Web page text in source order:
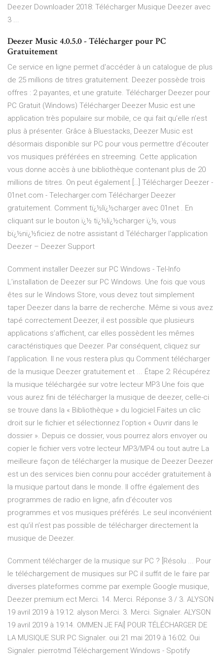
Deezer Downloader 2018: Télécharger Musique Deezer avec
3 ...
Deezer Music 4.0.5.0 - Télécharger pour PC
Gratuitement
Ce service en ligne permet d'accéder à un catalogue de plus
de 25 millions de titres gratuitement. Deezer possède trois
offres : 2 payantes, et une gratuite. Télécharger Deezer pour
PC Gratuit (Windows) Télécharger Deezer Music est une
application très populaire sur mobile, ce qui fait qu’elle n’est
plus à présenter. Grâce à Bluestacks, Deezer Music est
désormais disponible sur PC pour vous permettre d’écouter
vos musiques préférées en streeming. Cette application
vous donne accès à une bibliothèque contenant plus de 20
millions de titres. On peut également […] Télécharger Deezer -
01net.com - Telecharger.com Télécharger Deezer
gratuitement. Comment tï¿½lï¿½charger avec 01net . En
cliquant sur le bouton ï¿½ tï¿½lï¿½charger ï¿½, vous
bï¿½nï¿½ficiez de notre assistant d Télécharger l'application
Deezer – Deezer Support
Comment installer Deezer sur PC Windows - Tel-Info
L’installation de Deezer sur PC Windows. Une fois que vous
êtes sur le Windows Store, vous devez tout simplement
taper Deezer dans la barre de recherche. Même si vous avez
tapé correctement Deezer, il est possible que plusieurs
applications s’affichent, car elles possèdent les mêmes
caractéristiques que Deezer. Par conséquent, cliquez sur
l’application. Il ne vous restera plus qu Comment télécharger
de la musique Deezer gratuitement et ... Étape 2: Récupérez
la musique téléchargée sur votre lecteur MP3 Une fois que
vous aurez fini de télécharger la musique de deezer, celle-ci
se trouve dans la « Bibliothèque » du logiciel.Faites un clic
droit sur le fichier et sélectionnez l'option « Ouvrir dans le
dossier ». Depuis ce dossier, vous pourrez alors envoyer ou
copier le fichier vers votre lecteur MP3/MP4 ou tout autre La
meilleure façon de télécharger la musique de Deezer Deezer
est un des services bien connu pour accéder gratuitement à
la musique partout dans le monde. Il offre également des
programmes de radio en ligne, afin d’écouter vos
programmes et vos musiques préférés. Le seul inconvénient
est qu’il n’est pas possible de télécharger directement la
musique de Deezer.
Comment télécharger de la musique sur PC ? [Résolu ... Pour
le téléchargement de musiques sur PC il suffit de le faire par
diverses plateformes comme par exemple Google musique,
Deezer premium ect Merci. 14. Merci. Réponse 3 / 3. ALYSON
19 avril 2019 à 19:12. alyson Merci. 3. Merci. Signaler. ALYSON
19 avril 2019 à 19:14. OMMEN JE FAI] POUR TÉLÉCHARGER DE
LA MUSIQUE SUR PC Signaler. oui 21 mai 2019 à 16:02. Oui
Signaler. pierrotmd Téléchargement Windows - Spotify